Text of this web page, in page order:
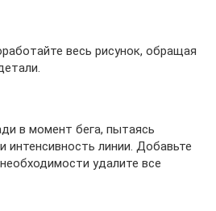
весь рисунок, обращая
в момент бега, пытаясь
интенсивность линии. Добавьте
удалите все